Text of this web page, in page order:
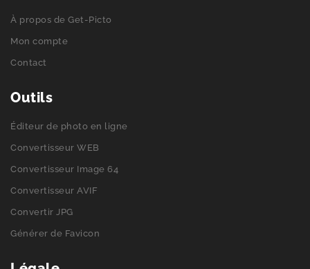
À propos de Get-Picto
Mon compte
Contact
Outils
Éditeur de photo en ligne
Convertisseur WEB
Convertisseur Image 64
Convertisseur AVIF
Convertir JPG
Générer de Favicon